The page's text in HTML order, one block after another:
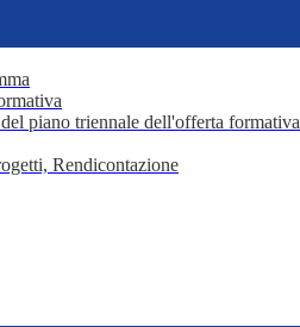
piano triennale dell'offerta formativa
Rendicontazione